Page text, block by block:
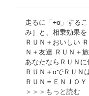
走るに「+α」する
み］と、相乗効果を
ＲＵＮ＋おいしい
Ｎ＋友達 ＲＵＮ＋
あなたならＲＵＮに
ＲＵＮ＋αでＲＵＮ
ＲＵＮ＝ＥＮＪＯ
＞＞＞もっと読む